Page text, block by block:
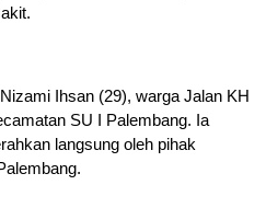
Ihsan (29), warga Jalan KH
SU I Palembang. Ia
langsung oleh pihak